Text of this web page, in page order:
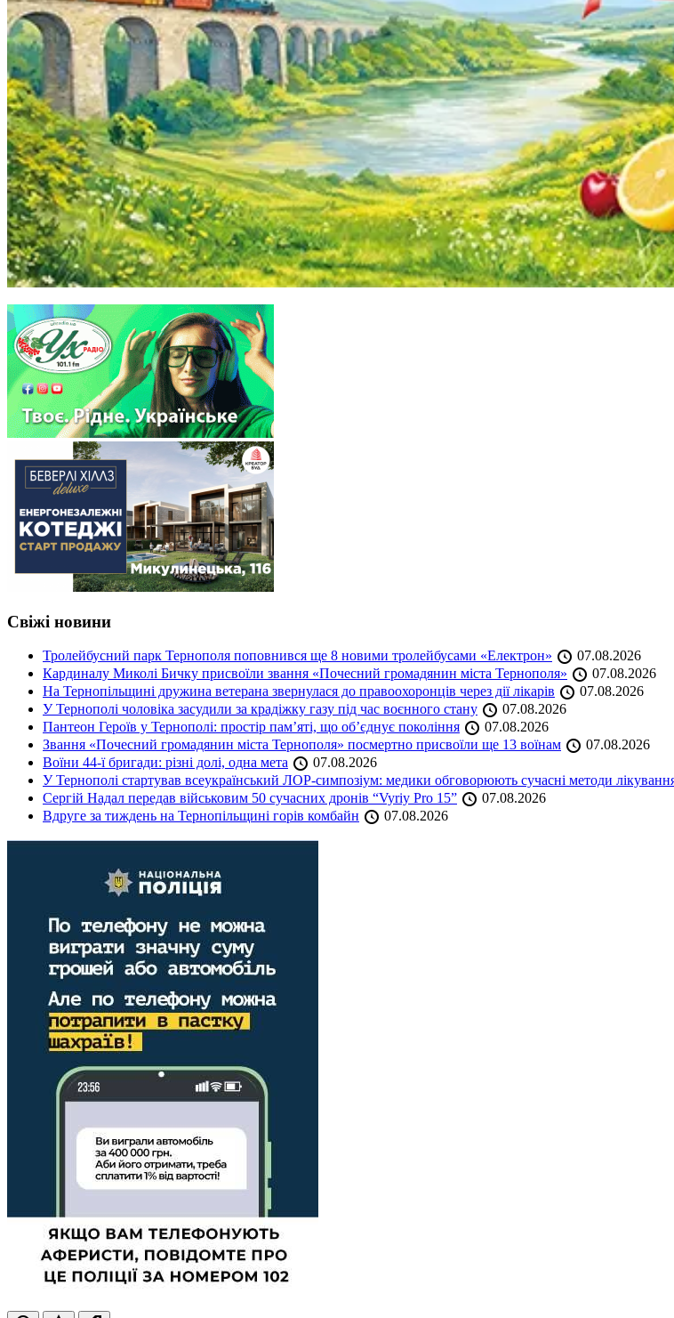
Свіжі новини
Тролейбусний парк Тернополя поповнився ще 8 новими тролейбусами «Електрон»
07.08.2026
Кардиналу Миколі Бичку присвоїли звання «Почесний громадянин міста Тернополя»
07.08.2026
На Тернопільщині дружина ветерана звернулася до правоохоронців через дії лікарів
07.08.2026
У Тернополі чоловіка засудили за крадіжку газу під час воєнного стану
07.08.2026
Пантеон Героїв у Тернополі: простір пам’яті, що об’єднує покоління
07.08.2026
Звання «Почесний громадянин міста Тернополя» посмертно присвоїли ще 13 воїнам
07.08.2026
Воїни 44-ї бригади: різні долі, одна мета
07.08.2026
У Тернополі стартував всеукраїнський ЛОР-симпозіум: медики обговорюють сучасні методи лікування
Сергій Надал передав військовим 50 сучасних дронів “Vyriy Pro 15”
07.08.2026
Вдруге за тиждень на Тернопільщині горів комбайн
07.08.2026